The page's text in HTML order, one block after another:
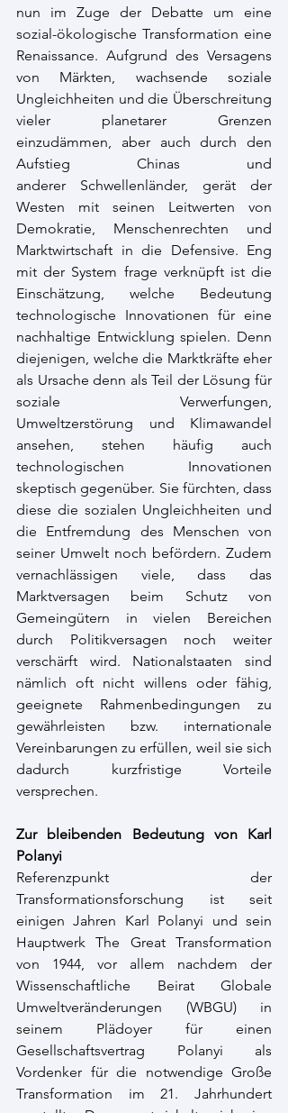
nun im Zuge der Debatte um eine
sozial-ökologische Transformation eine
Renaissance. Aufgrund des Versagens
von Märkten, wachsende soziale
Ungleichheiten und die Überschreitung
vieler planetarer Grenzen
einzudämmen, aber auch durch den
Aufstieg Chinas und
anderer Schwellenländer, gerät der
Westen mit seinen Leitwerten von
Demokratie, Menschenrechten und
Marktwirtschaft in die Defensive. Eng
mit der System frage verknüpft ist die
Einschätzung, welche Bedeutung
technologische Innovationen für eine
nachhaltige Entwicklung spielen. Denn
diejenigen, welche die Marktkräfte eher
als Ursache denn als Teil der Lösung für
soziale Verwerfungen,
Umweltzerstörung und Klimawandel
ansehen, stehen häufig auch
technologischen Innovationen
skeptisch gegenüber. Sie fürchten, dass
diese die sozialen Ungleichheiten und
die Entfremdung des Menschen von
seiner Umwelt noch befördern. Zudem
vernachlässigen viele, dass das
Marktversagen beim Schutz von
Gemeingütern in vielen Bereichen
durch Politikversagen noch weiter
verschärft wird. Nationalstaaten sind
nämlich oft nicht willens oder fähig,
geeignete Rahmenbedingungen zu
gewährleisten bzw. internationale
Vereinbarungen zu erfüllen, weil sie sich
dadurch kurzfristige Vorteile
versprechen.
Zur bleibenden Bedeutung von Karl
Polanyi
Referenzpunkt der
Transformationsforschung ist seit
einigen Jahren Karl Polanyi und sein
Hauptwerk The Great Transformation
von 1944, vor allem nachdem der
Wissenschaftliche Beirat Globale
Umweltveränderungen (WBGU) in
seinem Plädoyer für einen
Gesellschaftsvertrag Polanyi als
Vordenker für die notwendige Große
Transformation im 21. Jahrhundert